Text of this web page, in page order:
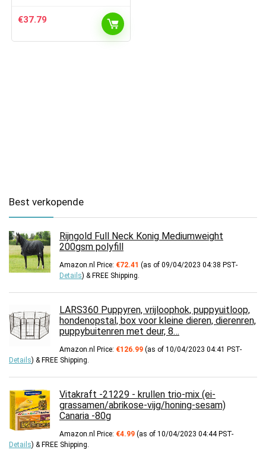
€37.79
Best verkopende
Rijngold Full Neck Konig Mediumweight
200gsm polyfill
Amazon.nl Price: €72.41 (as of 09/04/2023 04:38 PST-
Details) & FREE Shipping
LARS360 Puppyren, vrijloophok, puppyuitloop,
hondenopstal, box voor kleine dieren, dierenren,
puppybuitenren met deur, 8…
Amazon.nl Price: €126.99 (as of 10/04/2023 04:41 PST-
Details) & FREE Shipping
Vitakraft -21229 - krullen trio-mix (ei-
grassamen/abrikose-vijg/honing-sesam)
Canaria -80g
Amazon.nl Price: €4.99 (as of 10/04/2023 04:44 PST-
Details) & FREE Shipping